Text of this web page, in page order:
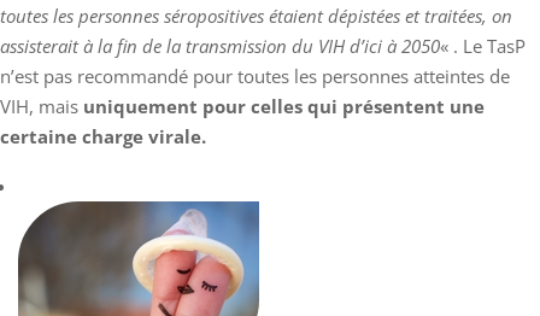
toutes les personnes séropositives étaient dépistées et traitées, on
assisterait à la fin de la transmission du VIH d’ici à 2050« . Le TasP
n’est pas recommandé pour toutes les personnes atteintes de
VIH, mais uniquement pour celles qui présentent une
certaine charge virale.